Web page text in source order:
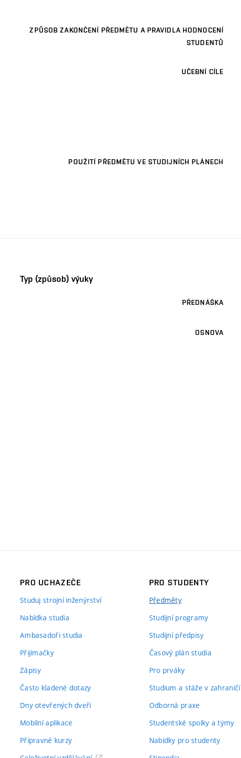
ZPŮSOB ZAKONČENÍ PŘEDMĚTU A PRAVIDLA HODNOCENÍ
STUDENTŮ
UČEBNÍ CÍLE
POUŽITÍ PŘEDMĚTU VE STUDIJNÍCH PLÁNECH
Typ (způsob) výuky
PŘEDNÁŠKA
OSNOVA
PRO UCHAZEČE
Studuj strojní inženýrství
Nabídka studia
Ambasadoři studia
Přijímačky
Zápisy
Často kladené dotazy
Dny otevřených dveří
Mobilní aplikace
Přípravné kurzy
PRO STUDENTY
Předměty
Studijní programy
Studijní předpisy
Časový plán studia
Pro prváky
Studium a stáže v zahraničí
Odborná praxe
Studentské spolky a týmy
Nabídky pro studenty